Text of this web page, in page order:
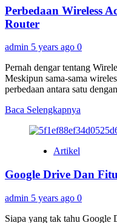
Perbedaan Wireless
Router
admin 5 years ago 0
Pernah dengar tentang
Meskipun sama-sama
perbedaan antara satu
Baca Selengkapnya
about
Point
Wireless
Artikel
Google Drive Dan
admin 5 years ago 0
Siapa yang tak tahu